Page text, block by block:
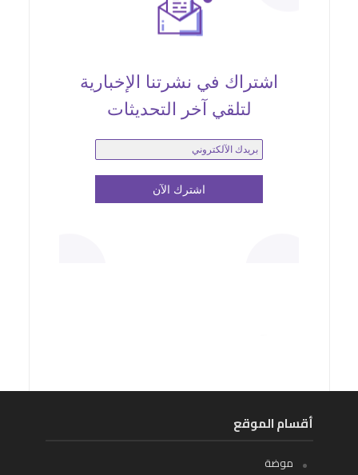
اشتراك في نشرتنا الإخبارية
لتلقي آخر التحديثات
أقسام الموقع
موضة